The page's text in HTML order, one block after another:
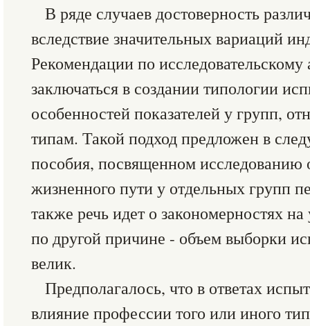
В ряде случаев достоверность
вследствие значительных вариаций
Рекомендации по исследовательскому
заключаться в создании типологии
особенностей показателей у групп,
типам. Такой подход предложен в
пособия, посвященном исследованию
жизненного пути у отдельных групп
также речь идет о закономерностях
по другой причине - объем выборки
велик.
Предполагалось, что в ответах
влияние профессии того или иного